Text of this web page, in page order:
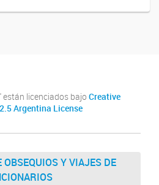
están licenciados bajo Creative
Argentina License
OBSEQUIOS Y VIAJES DE